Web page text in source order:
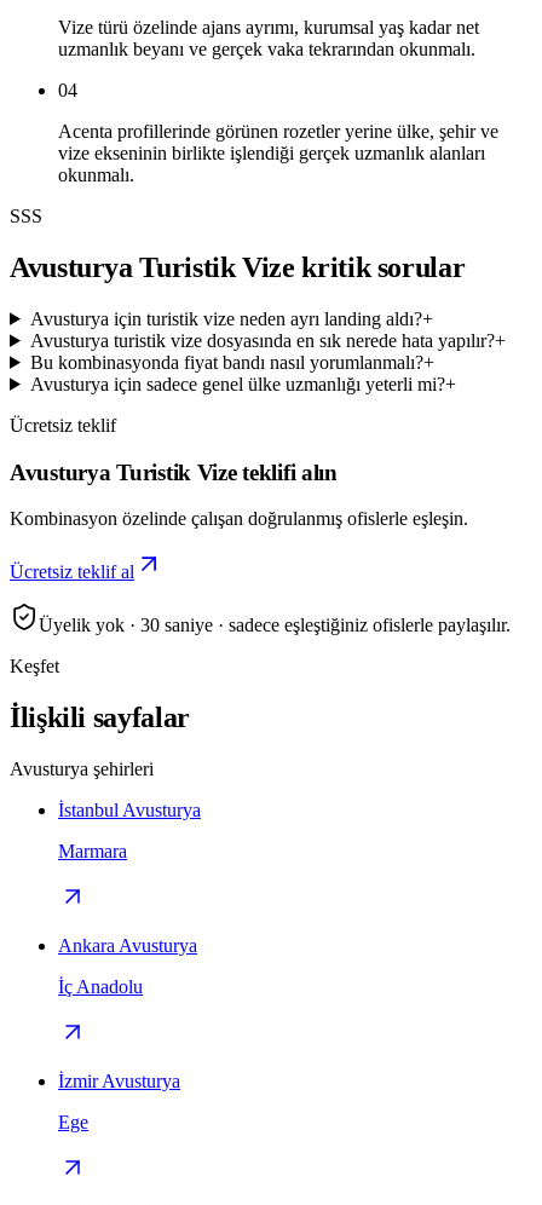
Vize türü özelinde ajans ayrımı, kurumsal yaş kadar net
uzmanlık beyanı ve gerçek vaka tekrarından okunmalı.
04
Acenta profillerinde görünen rozetler yerine ülke, şehir ve
vize ekseninin birlikte işlendiği gerçek uzmanlık alanları
okunmalı.
SSS
Avusturya Turistik Vize kritik sorular
Avusturya için turistik vize neden ayrı landing aldı?+
Avusturya turistik vize dosyasında en sık nerede hata yapılır?+
Bu kombinasyonda fiyat bandı nasıl yorumlanmalı?+
Avusturya için sadece genel ülke uzmanlığı yeterli mi?+
Ücretsiz teklif
Avusturya Turistik Vize teklifi alın
Kombinasyon özelinde çalışan doğrulanmış ofislerle eşleşin.
Ücretsiz teklif al
Üyelik yok · 30 saniye · sadece eşleştiğiniz ofislerle paylaşılır.
Keşfet
İlişkili sayfalar
Avusturya şehirleri
İstanbul Avusturya
Marmara
Ankara Avusturya
İç Anadolu
İzmir Avusturya
Ege